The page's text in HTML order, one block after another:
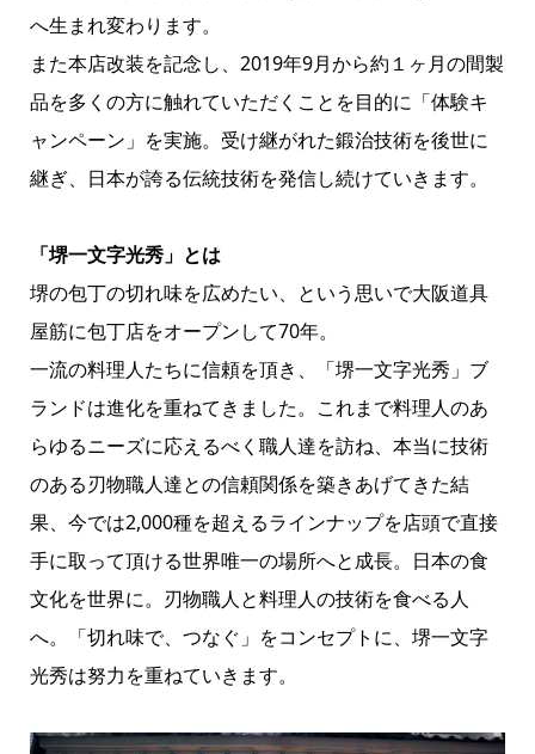
へ生まれ変わります。
また本店改装を記念し、2019年9月から約１ヶ月の間製
品を多くの方に触れていただくことを目的に「体験キ
ャンペーン」を実施。受け継がれた鍛治技術を後世に
継ぎ、日本が誇る伝統技術を発信し続けていきます。
「堺一文字光秀」とは
堺の包丁の切れ味を広めたい、という思いで大阪道具
屋筋に包丁店をオープンして70年。
一流の料理人たちに信頼を頂き、「堺一文字光秀」ブ
ランドは進化を重ねてきました。これまで料理人のあ
らゆるニーズに応えるべく職人達を訪ね、本当に技術
のある刃物職人達との信頼関係を築きあげてきた結
果、今では2,000種を超えるラインナップを店頭で直接
手に取って頂ける世界唯一の場所へと成長。日本の食
文化を世界に。刃物職人と料理人の技術を食べる人
へ。「切れ味で、つなぐ」をコンセプトに、堺一文字
光秀は努力を重ねていきます。